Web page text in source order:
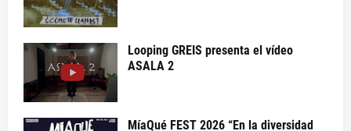
Looping GREIS presenta el vídeo
ASALA 2
MíaQué FEST 2026 “En la diversidad